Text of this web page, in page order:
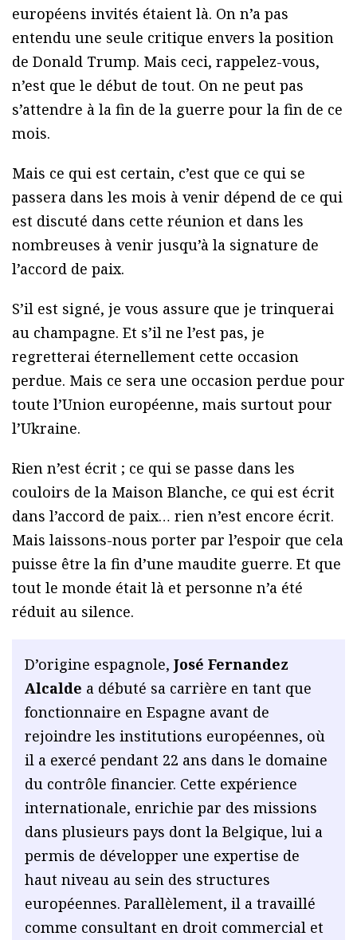
européens invités étaient là. On n’a pas
entendu une seule critique envers la position
de Donald Trump. Mais ceci, rappelez-vous,
n’est que le début de tout. On ne peut pas
s’attendre à la fin de la guerre pour la fin de ce
mois.
Mais ce qui est certain, c’est que ce qui se
passera dans les mois à venir dépend de ce qui
est discuté dans cette réunion et dans les
nombreuses à venir jusqu’à la signature de
l’accord de paix.
S’il est signé, je vous assure que je trinquerai
au champagne. Et s’il ne l’est pas, je
regretterai éternellement cette occasion
perdue. Mais ce sera une occasion perdue pour
toute l’Union européenne, mais surtout pour
l’Ukraine.
Rien n’est écrit ; ce qui se passe dans les
couloirs de la Maison Blanche, ce qui est écrit
dans l’accord de paix… rien n’est encore écrit.
Mais laissons-nous porter par l’espoir que cela
puisse être la fin d’une maudite guerre. Et que
tout le monde était là et personne n’a été
réduit au silence.
D’origine espagnole, José Fernandez
Alcalde a débuté sa carrière en tant que
fonctionnaire en Espagne avant de
rejoindre les institutions européennes, où
il a exercé pendant 22 ans dans le domaine
du contrôle financier. Cette expérience
internationale, enrichie par des missions
dans plusieurs pays dont la Belgique, lui a
permis de développer une expertise de
haut niveau au sein des structures
européennes. Parallèlement, il a travaillé
comme consultant en droit commercial et